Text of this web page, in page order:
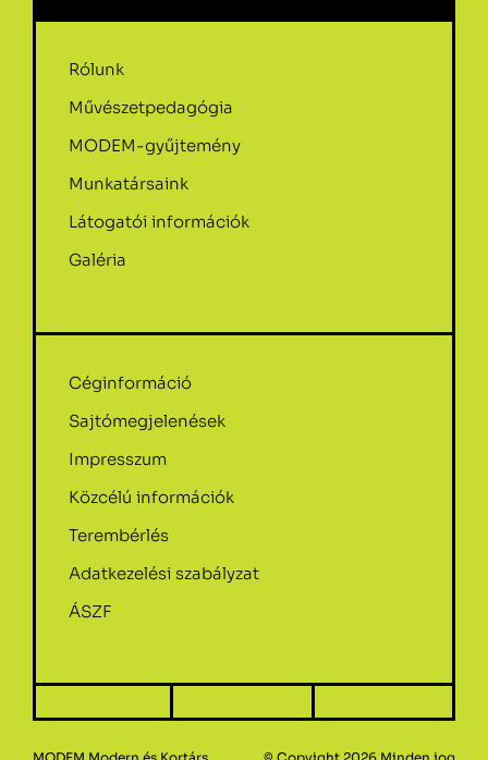
Rólunk
Művészetpedagógia
MODEM-gyűjtemény
Munkatársaink
Látogatói információk
Galéria
Céginformáció
Sajtómegjelenések
Impresszum
Közcélú információk
Terembérlés
Adatkezelési szabályzat
ÁSZF